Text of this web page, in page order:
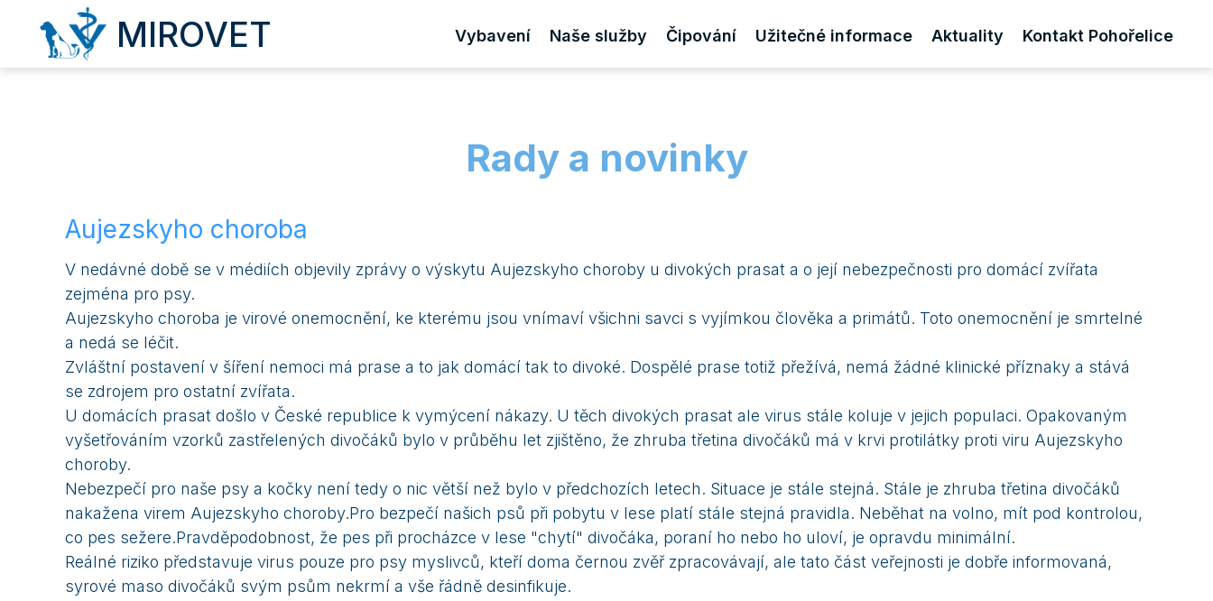
MIROVET Vybavení Naše služby Čipování Užitečné informace Aktuality Kontakt Pohořelice
Rady a novinky
Aujezskyho choroba
V nedávné době se v médiích objevily zprávy o výskytu Aujezskyho choroby u divokých prasat a o její nebezpečnosti pro domácí zvířata
zejména pro psy.
Aujezskyho choroba je virové onemocnění, ke kterému jsou vnímaví všichni savci s vyjímkou člověka a primátů. Toto onemocnění je smrtelné
a nedá se léčit.
Zvláštní postavení v šíření nemoci má prase a to jak domácí tak to divoké. Dospělé prase totiž přežívá, nemá žádné klinické příznaky a stává
se zdrojem pro ostatní zvířata.
U domácích prasat došlo v České republice k vymýcení nákazy. U těch divokých prasat ale virus stále koluje v jejich populaci. Opakovaným
vyšetřováním vzorků zastřelených divočáků bylo v průběhu let zjištěno, že zhruba třetina divočáků má v krvi protilátky proti viru Aujezskyho
choroby.
Nebezpečí pro naše psy a kočky není tedy o nic větší než bylo v předchozích letech. Situace je stále stejná. Stále je zhruba třetina divočáků
nakažena virem Aujezskyho choroby.Pro bezpečí našich psů při pobytu v lese platí stále stejná pravidla. Neběhat na volno, mít pod kontrolou,
co pes sežere.Pravděpodobnost, že pes při procházce v lese "chytí" divočáka, poraní ho nebo ho uloví, je opravdu minimální.
Reálné riziko představuje virus pouze pro psy myslivců, kteří doma černou zvěř zpracovávají, ale tato část veřejnosti je dobře informovaná,
syrové maso divočáků svým psům nekrmí a vše řádně desinfikuje.